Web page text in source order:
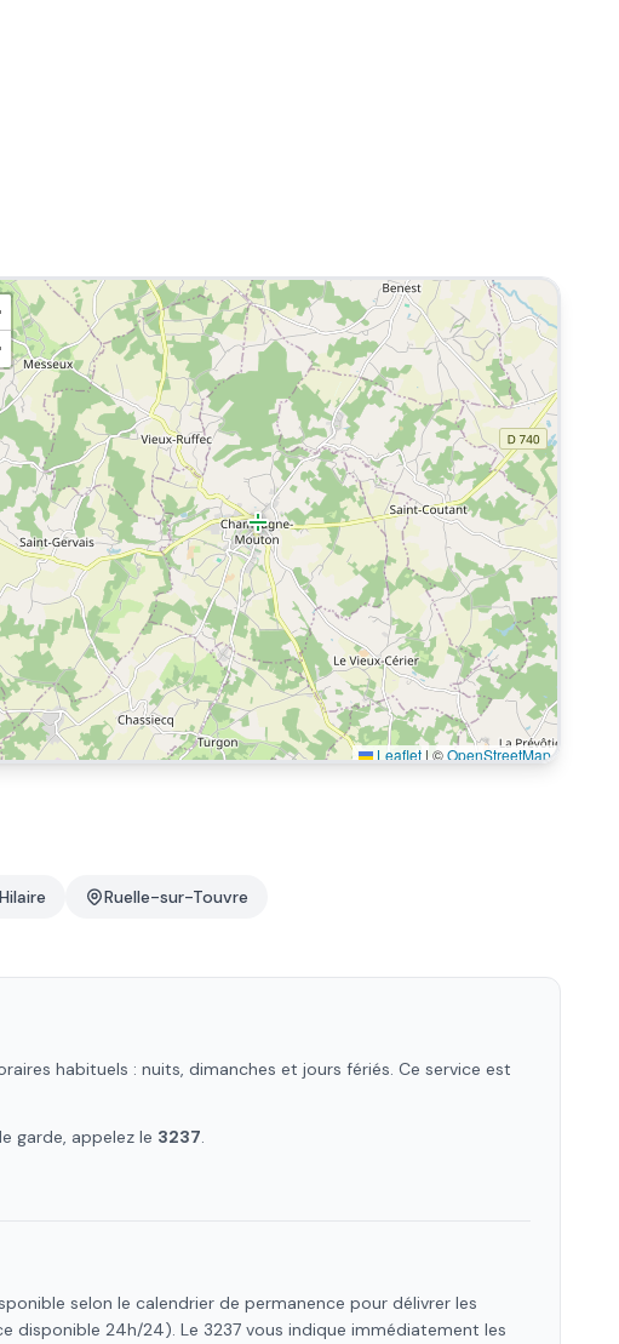
Leaflet | ©OpenStreetMap
Ruelle-sur-Touvre
habituels : nuits, dimanches et jours fériés. Ce service est
garde, appelez le 3237.
selon le calendrier de permanence pour délivrer les
disponible 24h/24). Le 3237 vous indique immédiatement les